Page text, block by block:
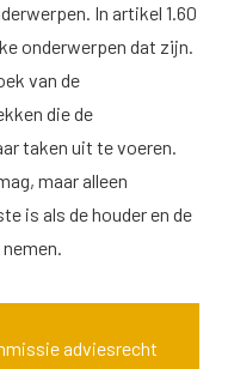
In artikel 1.60
onderwerpen dat zijn.
van de
die de
taken uit te voeren.
maar alleen
is als de houder en de
adviesrecht